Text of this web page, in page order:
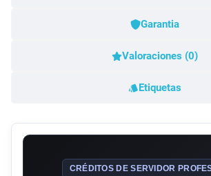
Garantia
Valoraciones (0)
Etiquetas
CRÉDITOS DE SERVIDOR